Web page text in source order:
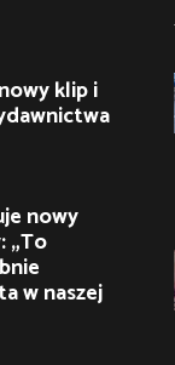
klip i
nowy
„To
w naszej